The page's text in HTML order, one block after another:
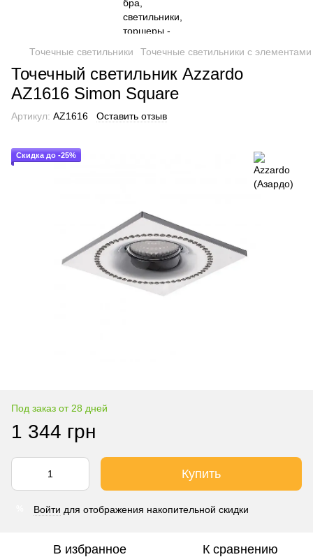
Точечные светильники Точечные светильники с элементами
Точечный светильник Azzardo
AZ1616 Simon Square
Артикул: AZ1616 Оставить отзыв
Скидка до -25%
Под заказ от 28 дней
1 344 грн
Купить
Войти для отображения накопительной скидки
В избранное К сравнению